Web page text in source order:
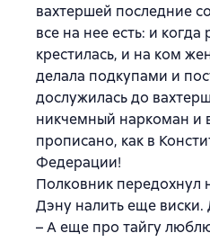
вахтершей последние
все на нее есть: и когда
крестилась, и на ком
делала подкупами и
дослужилась до
никчемный наркоман и
прописано, как в
Федерации!
Полковник передохнул
Дэну налить еще
– А еще про тайгу